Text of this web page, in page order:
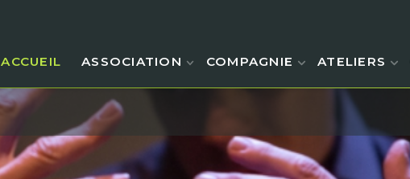
ACCUEIL ASSOCIATION COMPAGNIE ATELIERS